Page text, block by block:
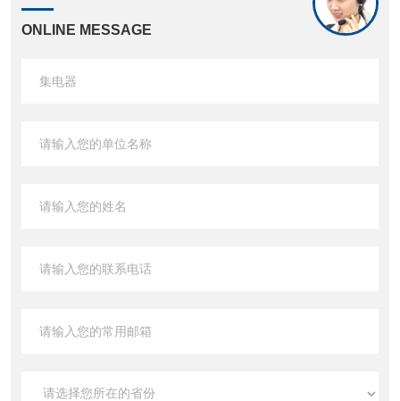
ONLINE MESSAGE